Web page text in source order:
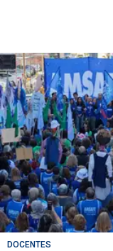
DOCENTES